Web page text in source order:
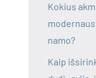
Kokius
namo?
Kaip